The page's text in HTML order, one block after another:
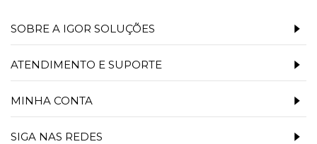
SOBRE A IGOR SOLUÇÕES
ATENDIMENTO E SUPORTE
MINHA CONTA
SIGA NAS REDES